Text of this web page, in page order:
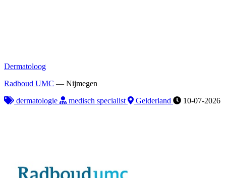
Dermatoloog
Radboud UMC — Nijmegen
dermatologie
medisch specialist Gelderland 10-07-2026